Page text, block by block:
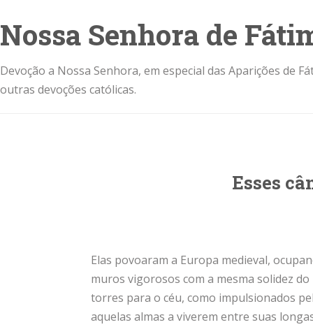
Nossa Senhora de
Devoção a Nossa Senhora, em especial das Aparições de
outras devoções católicas.
Esses
Elas povoaram a Europa medieval,
muros vigorosos com a mesma solidez
torres para o céu, como impulsionados
aquelas almas a viverem entre suas